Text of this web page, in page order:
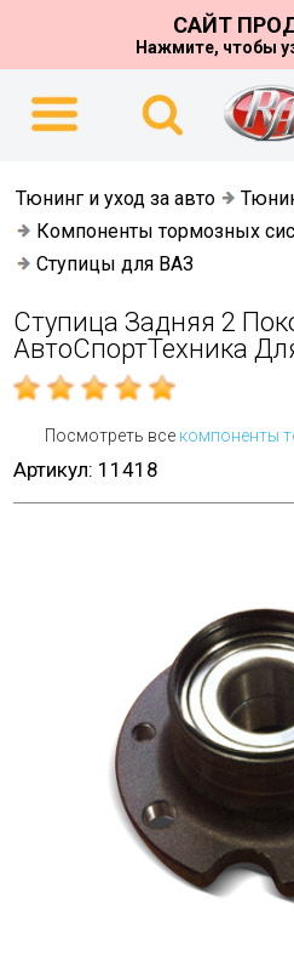
САЙТ
Нажмите, чтобы
Тюнинг и уход за авто
Компоненты тормозных
Ступицы для ВАЗ
Ступица Задняя 2
АвтоСпортТехника
Посмотреть все компоненты
Артикул: 11418